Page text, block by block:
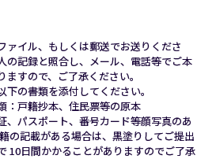
ァイル、もしくは郵送でお送りくださ
の記録と照合し、メール、電話等でご本
すので、ご了承ください。
の書類を添付してください。
：戸籍抄本、住民票等の原本
、パスポート、番号カード等顔写真のあ
の記載がある場合は、黒塗りしてご提出
10日間かかることがありますのでご了承